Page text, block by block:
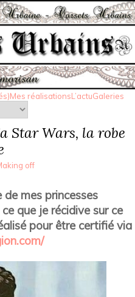
Mes réalisationsL’actuGaleries
Star Wars, la robe
off
mes princesses
que je récidive sur ce
pour être certifié via